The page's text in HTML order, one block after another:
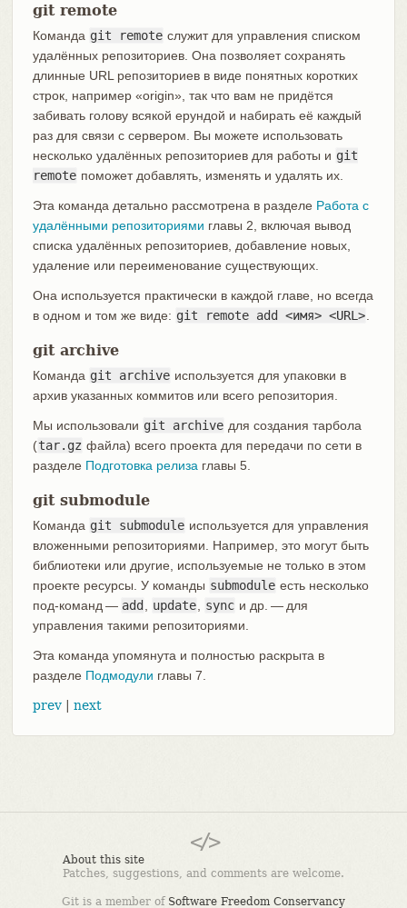
git remote
Команда git remote служит для управления списком
удалённых репозиториев. Она позволяет сохранять
длинные URL репозиториев в виде понятных коротких
строк, например «origin», так что вам не придётся
забивать голову всякой ерундой и набирать её каждый
раз для связи с сервером. Вы можете использовать
несколько удалённых репозиториев для работы и git
remote поможет добавлять, изменять и удалять их.
Эта команда детально рассмотрена в разделе Работа с
удалёнными репозиториями главы 2, включая вывод
списка удалённых репозиториев, добавление новых,
удаление или переименование существующих.
Она используется практически в каждой главе, но всегда
в одном и том же виде: git remote add <имя> <URL>
git archive
Команда git archive используется для упаковки в
архив указанных коммитов или всего репозитория.
Мы использовали git archive для создания тарбола
(tar.gz файла) всего проекта для передачи по сети в
разделе Подготовка релиза главы 5.
git submodule
Команда git submodule используется для управления
вложенными репозиториями. Например, это могут быть
библиотеки или другие, используемые не только в этом
проекте ресурсы. У команды submodule есть несколько
под-команд — add update sync и др. — для
управления такими репозиториями.
Эта команда упомянута и полностью раскрыта в
разделе Подмодули главы 7.
prev| next
About this site
Patches, suggestions, and comments are welcome.
Git is a member of Software Freedom Conservancy